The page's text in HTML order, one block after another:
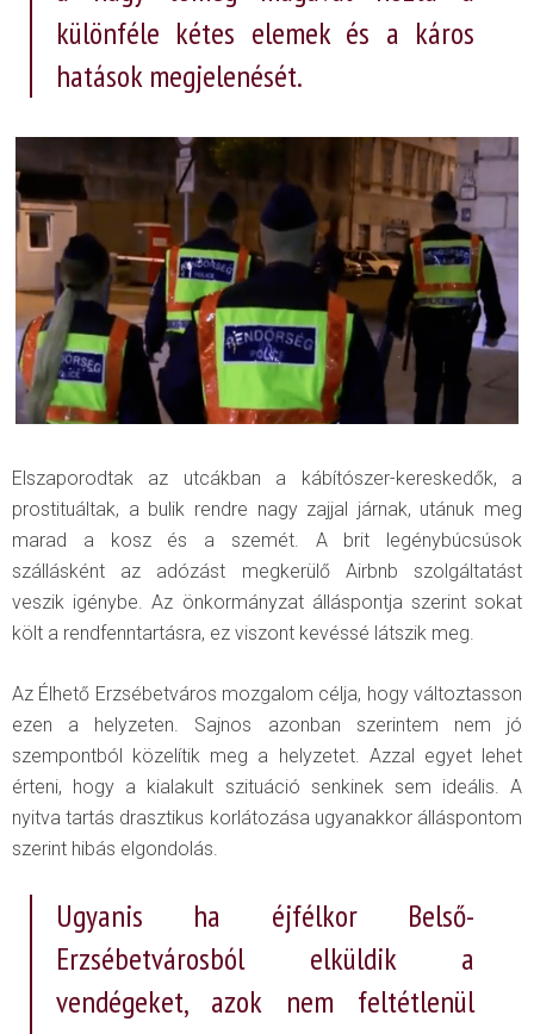
különféle kétes elemek és a káros
hatások megjelenését.
Elszaporodtak az utcákban a kábítószer-kereskedők, a
prostituáltak, a bulik rendre nagy zajjal járnak, utánuk meg
marad a kosz és a szemét. A brit legénybúcsúsok
szállásként az adózást megkerülő Airbnb szolgáltatást
veszik igénybe. Az önkormányzat álláspontja szerint sokat
költ a rendfenntartásra, ez viszont kevéssé látszik meg.
Az Élhető Erzsébetváros mozgalom célja, hogy változtasson
ezen a helyzeten. Sajnos azonban szerintem nem jó
szempontból közelítik meg a helyzetet. Azzal egyet lehet
érteni, hogy a kialakult szituáció senkinek sem ideális. A
nyitva tartás drasztikus korlátozása ugyanakkor álláspontom
szerint hibás elgondolás.
Ugyanis ha éjfélkor Belső-
Erzsébetvárosból elküldik a
vendégeket, azok nem feltétlenül